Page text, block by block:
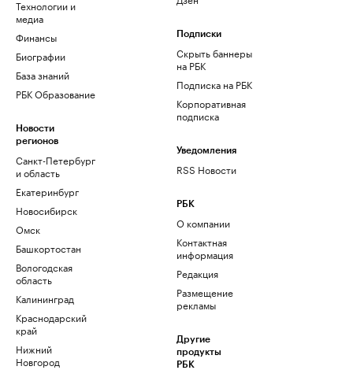
Технологии и
медиа
Финансы
Биографии
База знаний
РБК Образование
Новости
регионов
Санкт-Петербург
и область
Екатеринбург
Новосибирск
Омск
Башкортостан
Вологодская
область
Калининград
Краснодарский
край
Нижний
Новгород
Подписки
Скрыть баннеры
на РБК
Подписка на РБК
Корпоративная
подписка
Уведомления
RSS Новости
РБК
О компании
Контактная
информация
Редакция
Размещение
рекламы
Другие
продукты
РБК